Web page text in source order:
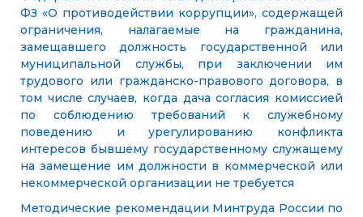
ФЗ «О противодействии коррупции», содержащей
ограничения, налагаемые на гражданина,
замещавшего должность государственной или
муниципальной службы, при заключении им
трудового или гражданско-правового договора, в
том числе случаев, когда дача согласия комиссией
по соблюдению требований к служебному
поведению и урегулированию конфликта
интересов бывшему государственному служащему
на замещение им должности в коммерческой или
некоммерческой организации не требуется
Методические рекомендации Минтруда России по